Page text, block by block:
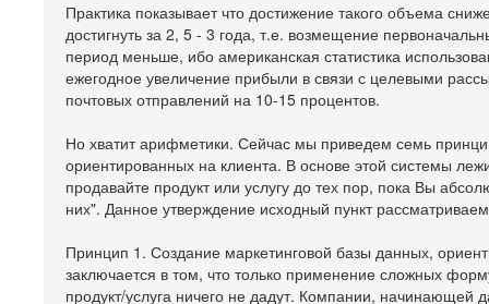
Практика показывает что достижение такого объема
достигнуть за 2, 5 - 3 года, т.е. возмещение
период меньше, ибо американская статистика
ежегодное увеличение прибыли в связи с целевыми
почтовых отправлений на 10-15 процентов.
Но хватит арифметики. Сейчас мы приведем семь
ориентированных на клиента. В основе этой системы
продавайте продукт или услугу до тех пор, пока Вы
них". Данное утверждение исходный пункт
Принцип 1. Создание маркетинговой базы данных,
заключается в том, что только применение сложных
продукт/услуга ничего не дадут. Компании, начинающей